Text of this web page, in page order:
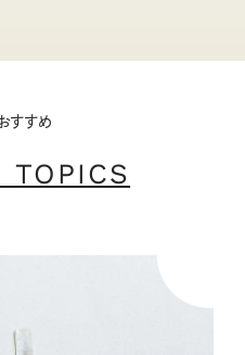
すすめ
TOPICS